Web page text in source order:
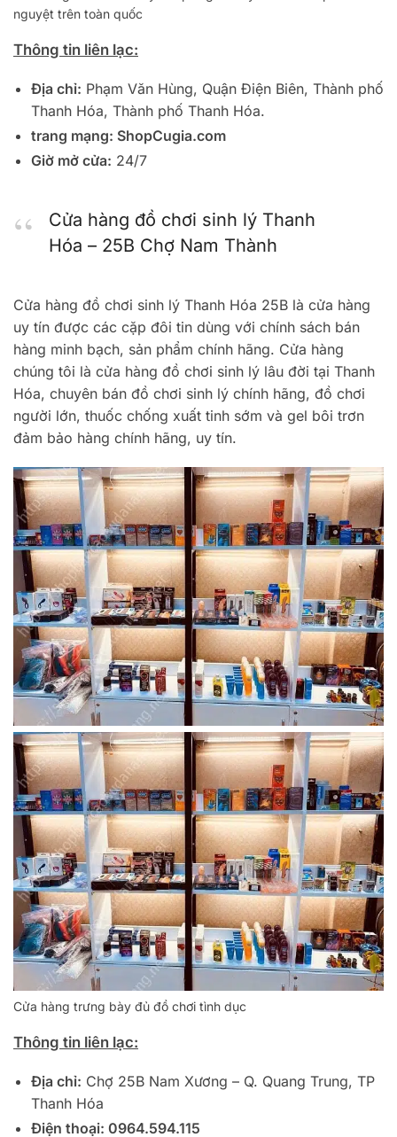
nguyệt trên toàn quốc
Thông tin liên lạc:
Địa chỉ: Phạm Văn Hùng, Quận Điện Biên, Thành phố
Thanh Hóa, Thành phố Thanh Hóa.
trang mạng: ShopCugia.com
Giờ mở cửa: 24/7
Cửa hàng đồ chơi sinh lý Thanh
Hóa – 25B Chợ Nam Thành
Cửa hàng đồ chơi sinh lý Thanh Hóa 25B là cửa hàng
uy tín được các cặp đôi tin dùng với chính sách bán
hàng minh bạch, sản phẩm chính hãng. Cửa hàng
chúng tôi là cửa hàng đồ chơi sinh lý lâu đời tại Thanh
Hóa, chuyên bán đồ chơi sinh lý chính hãng, đồ chơi
người lớn, thuốc chống xuất tinh sớm và gel bôi trơn
đảm bảo hàng chính hãng, uy tín.
Cửa hàng trưng bày đủ đồ chơi tình dục
Thông tin liên lạc:
Địa chỉ: Chợ 25B Nam Xương – Q. Quang Trung, TP
Thanh Hóa
Điện thoại: 0964.594.115